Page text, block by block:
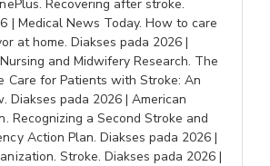
Recovering after stroke.
| Medical News Today. How to care
at home. Diakses pada 2026 |
and Midwifery Research. The
Care for Patients with Stroke: An
Diakses pada 2026 | American
Recognizing a Second Stroke and
Action Plan. Diakses pada 2026 |
Stroke. Diakses pada 2026 |